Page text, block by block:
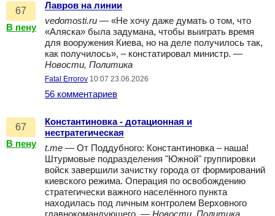
67
В пену
Лавров на линии
vedomosti.ru — «Не хочу даже думать о том, что
«Аляска» была задумана, чтобы выиграть время
для вооружения Киева, но на деле получилось так,
как получилось», – констатировал министр. —
Новости, Политика
Fatal Errorov 10:07 23.06.2026
56 комментариев
67
В пену
Константиновка - дотационная и
нестратегическая
t.me — От Поддубного: Константиновка – наша!
Штурмовые подразделения "Южной" группировки
войск завершили зачистку города от формирований
киевского режима. Операция по освобождению
стратегически важного населённого пункта
находилась под личным контролем Верховного